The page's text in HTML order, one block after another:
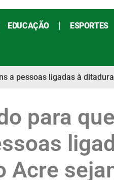
EDUCAÇÃO ESPORTES
a pessoas ligadas à
para que
Acre